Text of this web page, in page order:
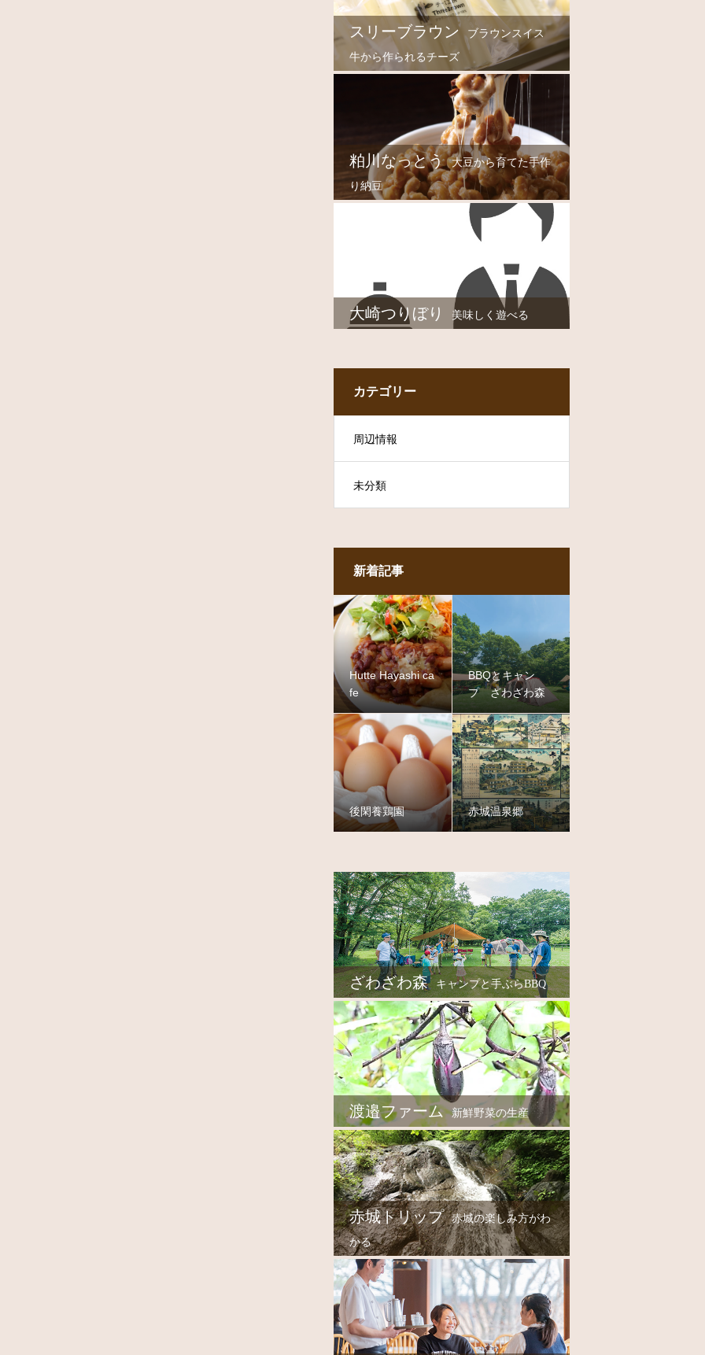
スリーブラウン
ブラウンスイス
牛から作られるチーズ
粕川なっとう
大豆から育てた手作
り納豆
大崎つりぼり 美味しく遊べる
カテゴリー
周辺情報
未分類
新着記事
Hutte Hayashi ca
fe
BBQとキャン
プ ざわざわ森
後閑養鶏園 赤城温泉郷
ざわざわ森 キャンプと手ぶらBBQ
渡邉ファーム 新鮮野菜の生産
赤城トリップ
赤城の楽しみ方がわ
かる